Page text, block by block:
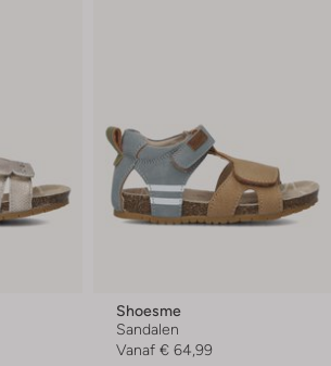
Shoesme
Sandalen
Vanaf € 64,99